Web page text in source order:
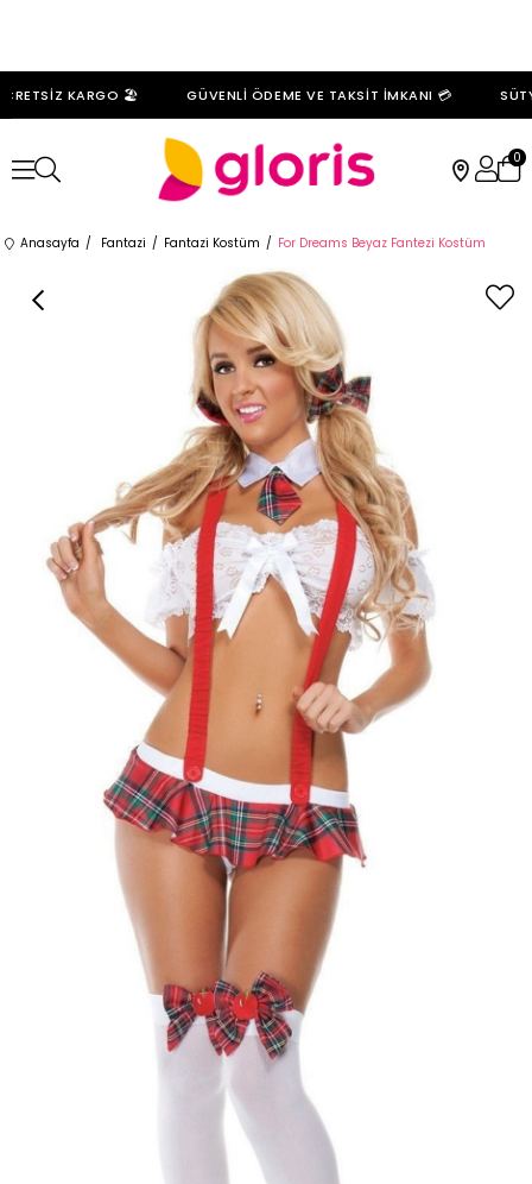
KARGO 🏖️ GÜVENLİ ÖDEME VE TAKSİT İMKANI 💳
0
Anasayfa Fantazi Fantazi Kostüm For Dreams Beyaz Fantezi Kostüm